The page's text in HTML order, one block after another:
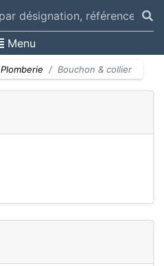
Toggle navigation
Menu
Plomberie Bouchon & collier